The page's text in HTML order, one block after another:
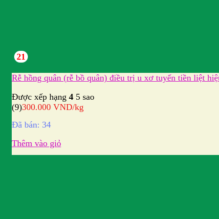
21
Rễ hồng quân (rễ bồ quân) điều trị u xơ tuyến tiền liệt
Được xếp hạng 45 sao
(9)300.000 VND/kg
Đã bán: 34
Thêm vào giỏ